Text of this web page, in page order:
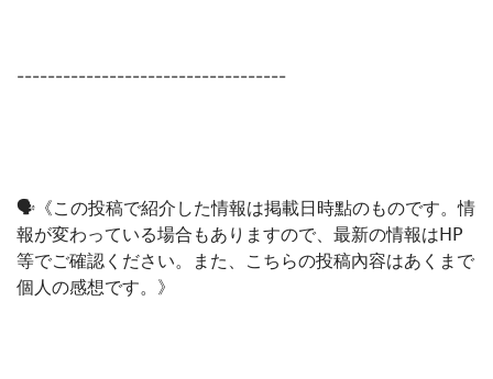
-----------------------------------
🗣《この投稿で紹介した情報は掲載日時點のものです。情
報が変わっている場合もありますので、最新の情報は𝖧𝖯
等でご確認ください。また、こちらの投稿內容はあくまで
個人の感想です。》